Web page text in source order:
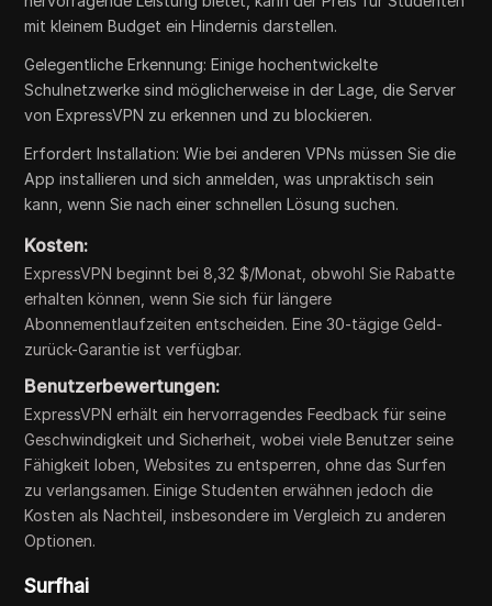
mit kleinem Budget ein Hindernis darstellen.
Gelegentliche Erkennung: Einige hochentwickelte
Schulnetzwerke sind möglicherweise in der Lage, die Server
von ExpressVPN zu erkennen und zu blockieren.
Erfordert Installation: Wie bei anderen VPNs müssen Sie die
App installieren und sich anmelden, was unpraktisch sein
kann, wenn Sie nach einer schnellen Lösung suchen.
Kosten:
ExpressVPN beginnt bei 8,32 $/Monat, obwohl Sie Rabatte
erhalten können, wenn Sie sich für längere
Abonnementlaufzeiten entscheiden. Eine 30-tägige Geld-
zurück-Garantie ist verfügbar.
Benutzerbewertungen:
ExpressVPN erhält ein hervorragendes Feedback für seine
Geschwindigkeit und Sicherheit, wobei viele Benutzer seine
Fähigkeit loben, Websites zu entsperren, ohne das Surfen
zu verlangsamen. Einige Studenten erwähnen jedoch die
Kosten als Nachteil, insbesondere im Vergleich zu anderen
Optionen.
Surfhai